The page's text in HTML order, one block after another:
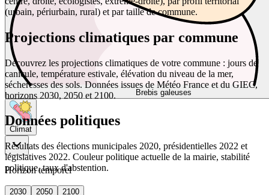
Brebis galeuses
Climat
Horizon temporel
2030 2050
2100
(urbain, périurbain, rural) et par taille de commune.
Projections climatiques par commune
Découvrez les projections climatiques de votre commune : jours de
canicule, température estivale, élévation du niveau de la mer,
sécheresses des sols. Données issues de Météo France et du GIEC,
horizons 2030, 2050 et 2100.
Données politiques
Résultats des élections municipales 2020, présidentielles 2022 et
législatives 2022. Couleur politique actuelle de la mairie, stabilité
politique, taux d'abstention.